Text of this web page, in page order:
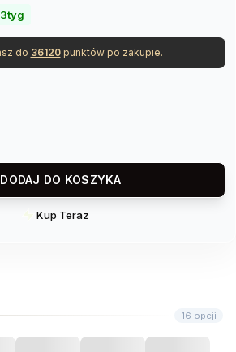
do 36120punktów po zakupie.
DODAJ DO KOSZYKA
Szybki
Neo
Kup Teraz
16 opcji